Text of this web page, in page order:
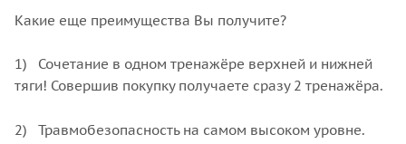
Какие еще преимущества Вы получите?
1) Сочетание в одном тренажёре верхней и нижней
тяги! Совершив покупку получаете сразу 2 тренажёра.
2) Травмобезопасность на самом высоком уровне.